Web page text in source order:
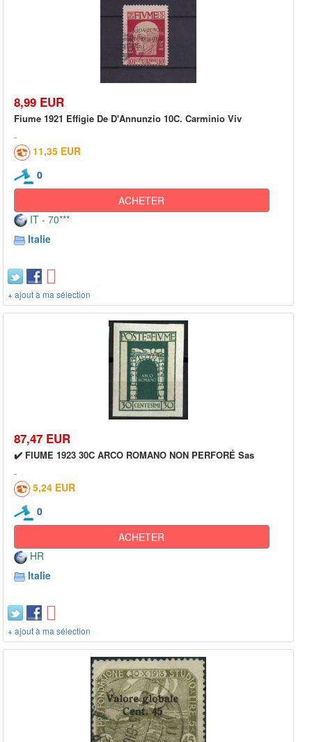
8,99 EUR
Fiume 1921 Effigie De D'Annunzio 10C. Carminio Viv
11,35 EUR
0
ACHETER
IT - 70***
Italie
+ ajout à ma sélection
87,47 EUR
✔️ FIUME 1923 30C ARCO ROMANO NON PERFORÉ Sas
5,24 EUR
0
ACHETER
HR
Italie
+ ajout à ma sélection